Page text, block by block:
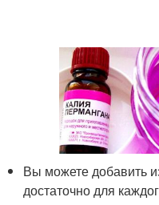
Вы можете добавить
достаточно для